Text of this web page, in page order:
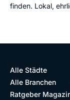
finden. Lokal,
Alle Städte
Alle Branchen
Ratgeber